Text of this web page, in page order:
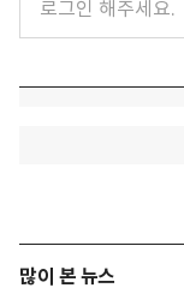
많이 본 뉴스